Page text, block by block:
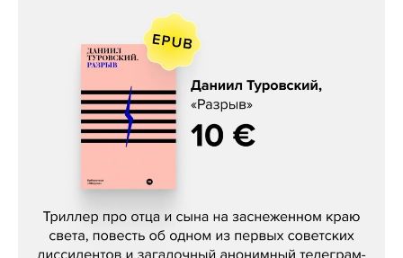
Даниил Туровский, «Разрыв»